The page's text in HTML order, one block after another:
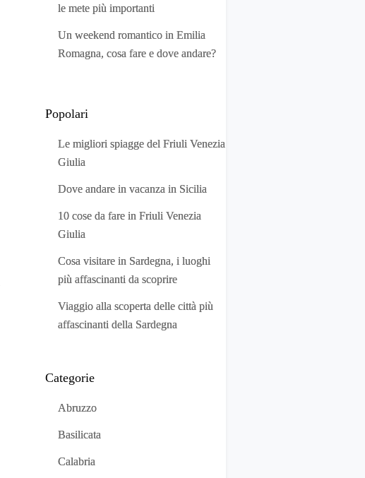
le mete più importanti
Un weekend romantico in Emilia
Romagna, cosa fare e dove andare?
Popolari
Le migliori spiagge del Friuli Venezia
Giulia
Dove andare in vacanza in Sicilia
10 cose da fare in Friuli Venezia
Giulia
Cosa visitare in Sardegna, i luoghi
più affascinanti da scoprire
Viaggio alla scoperta delle città più
affascinanti della Sardegna
Categorie
Abruzzo
Basilicata
Calabria